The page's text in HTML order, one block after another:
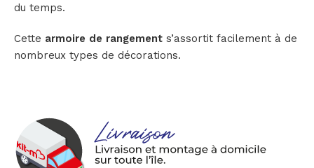
du temps.
Cette armoire de rangement s’assortit facilement à de
nombreux types de décorations.